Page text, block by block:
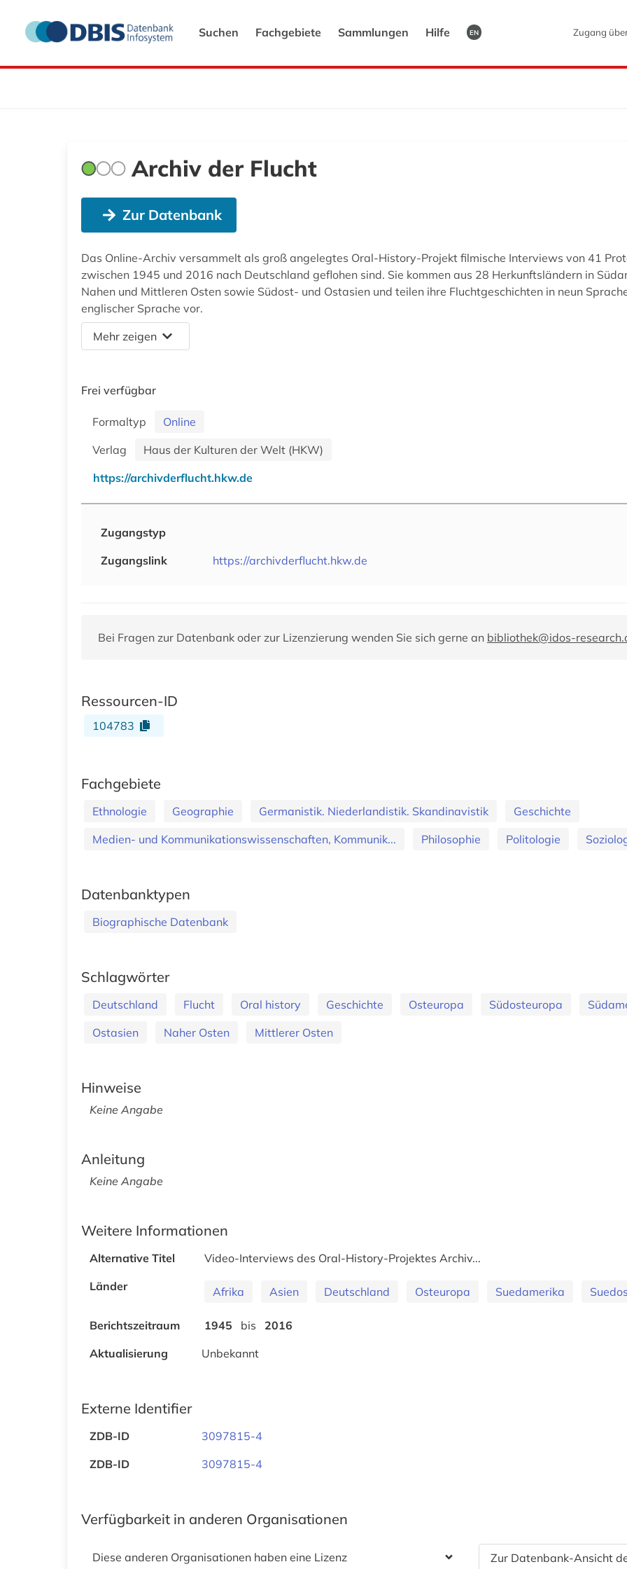
Suchen Fachgebiete Sammlungen Hilfe EN
Zugang
Archiv der Flucht
Zur Datenbank
Das Online-Archiv versammelt als groß angelegtes Oral-History-Projekt filmische Interviews von 41
zwischen 1945 und 2016 nach Deutschland geflohen sind. Sie kommen aus 28 Herkunftsländern in
Nahen und Mittleren Osten sowie Südost- und Ostasien und teilen ihre Fluchtgeschichten in neun
englischer Sprache vor.
Mehr zeigen
Frei verfügbar
Formaltyp
Online
Verlag
Haus der Kulturen der Welt (HKW)
https://archivderflucht.hkw.de
Zugangstyp
Zugangslink
https://archivderflucht.hkw.de
Bei Fragen zur Datenbank oder zur Lizenzierung wenden Sie sich gerne an bibliothek@idos-
Ressourcen-ID
104783
Fachgebiete
Ethnologie Geographie Germanistik. Niederlandistik. Skandinavistik
Geschichte
Medien- und Kommunikationswissenschaften, Kommunik...
Philosophie Politologie
Datenbanktypen
Biographische Datenbank
Schlagwörter
Deutschland Flucht Oral history Geschichte Osteuropa Südosteuropa
Ostasien
Naher Osten Mittlerer Osten
Hinweise
Keine Angabe
Anleitung
Keine Angabe
Weitere Informationen
Alternative Titel
Video-Interviews des Oral-History-Projektes Archiv...
Länder
Afrika Asien Deutschland Osteuropa Suedamerika
Berichtszeitraum 1945 bis
2016
Aktualisierung
Unbekannt
Externe Identifier
ZDB-ID
3097815-4
ZDB-ID
3097815-4
Verfügbarkeit in anderen Organisationen
Diese anderen Organisationen haben eine Lizenz Zur Datenbank-Ansicht